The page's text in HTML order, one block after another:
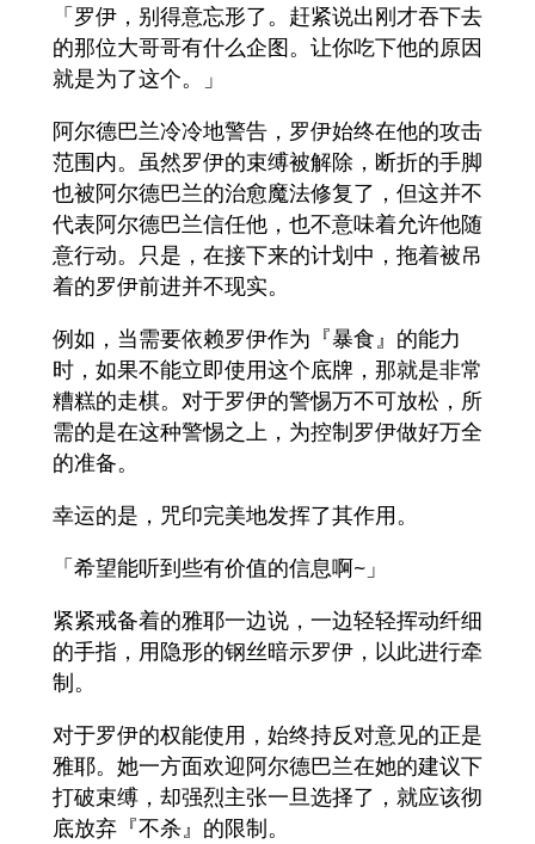
「罗伊，别得意忘形了。赶紧说出刚才吞下去
的那位大哥哥有什么企图。让你吃下他的原因
就是为了这个。」
阿尔德巴兰冷冷地警告，罗伊始终在他的攻击
范围内。虽然罗伊的束缚被解除，断折的手脚
也被阿尔德巴兰的治愈魔法修复了，但这并不
代表阿尔德巴兰信任他，也不意味着允许他随
意行动。只是，在接下来的计划中，拖着被吊
着的罗伊前进并不现实。
例如，当需要依赖罗伊作为『暴食』的能力
时，如果不能立即使用这个底牌，那就是非常
糟糕的走棋。对于罗伊的警惕万不可放松，所
需的是在这种警惕之上，为控制罗伊做好万全
的准备。
幸运的是，咒印完美地发挥了其作用。
「希望能听到些有价值的信息啊~」
紧紧戒备着的雅耶一边说，一边轻轻挥动纤细
的手指，用隐形的钢丝暗示罗伊，以此进行牵
制。
对于罗伊的权能使用，始终持反对意见的正是
雅耶。她一方面欢迎阿尔德巴兰在她的建议下
打破束缚，却强烈主张一旦选择了，就应该彻
底放弃『不杀』的限制。